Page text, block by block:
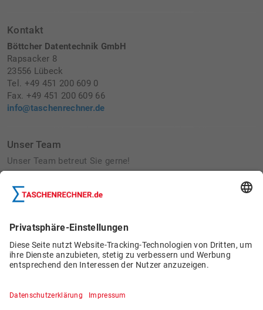
Kontakt
Böttcher Datentechnik GmbH
Rapsacker 8
23556 Lübeck
Tel. +49 451 200 609 0
Fax. +49 451 200 609 66
info@taschenrechner.de
Unser Team
Unser Team betreut Sie gerne!
Bau von Wildbienennisthilfen